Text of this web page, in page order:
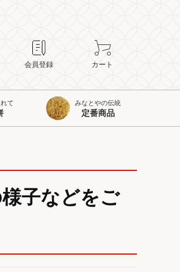
会員登録 カート
て みなとやの伝統
定番商品
子などをご